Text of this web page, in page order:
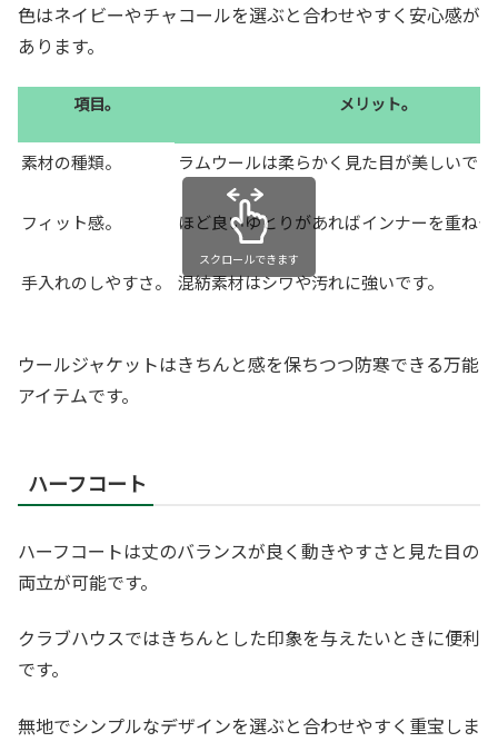
色はネイビーやチャコールを選ぶと合わせやすく安心感が
あります。
項目。 メリット。
素材の種類。 ラムウールは柔らかく見た目が美しいです
フィット感。 ほど良いゆとりがあればインナーを重ね
手入れのしやすさ。 混紡素材はシワや汚れに強いです。
スクロールできます
ウールジャケットはきちんと感を保ちつつ防寒できる万能
アイテムです。
ハーフコート
ハーフコートは丈のバランスが良く動きやすさと見た目の
両立が可能です。
クラブハウスではきちんとした印象を与えたいときに便利
です。
無地でシンプルなデザインを選ぶと合わせやすく重宝しま